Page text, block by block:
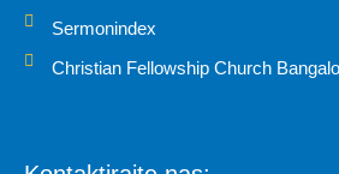
Sermonindex
Christian Fellowship Church